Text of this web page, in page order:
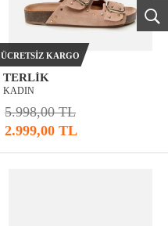
TERLIK
KADIN
5.998,00 TL
2.999,00 TL
ÜCRETSIZ KARGO